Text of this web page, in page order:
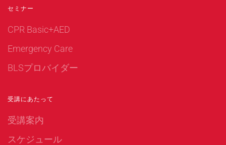
セミナー
CPR Basic+AED
Emergency Care
BLSプロバイダー
受講にあたって
受講案内
スケジュール